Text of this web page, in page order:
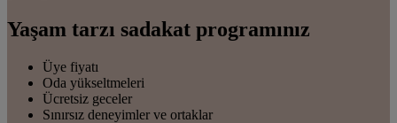
Yaşam tarzı sadakat programınız
Üye fiyatı
Oda yükseltmeleri
Ücretsiz geceler
Sınırsız deneyimler ve ortaklar